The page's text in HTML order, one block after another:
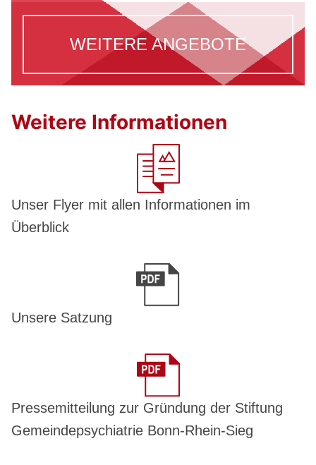
WEITERE ANGEBOTE
Weitere Informationen
Unser Flyer mit allen Informationen im
Überblick
Unsere Satzung
Pressemitteilung zur Gründung der Stiftung
Gemeindepsychiatrie Bonn-Rhein-Sieg